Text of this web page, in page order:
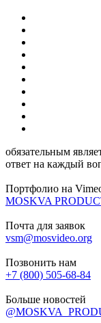
обязательным
ответ на каждый
Портфолио на
MOSKVA
Почта для заявок
vsm@mosvideo.org
Позвонить нам
+7 (800) 505-68-84
Больше новостей